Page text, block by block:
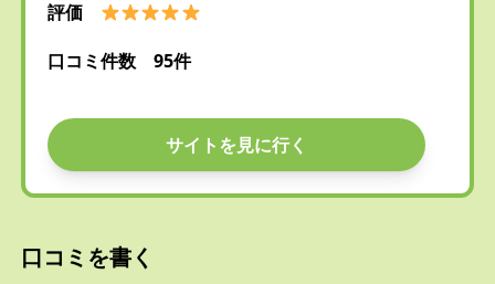
評価
口コミ件数 95件
サイトを見に行く
口コミを書く